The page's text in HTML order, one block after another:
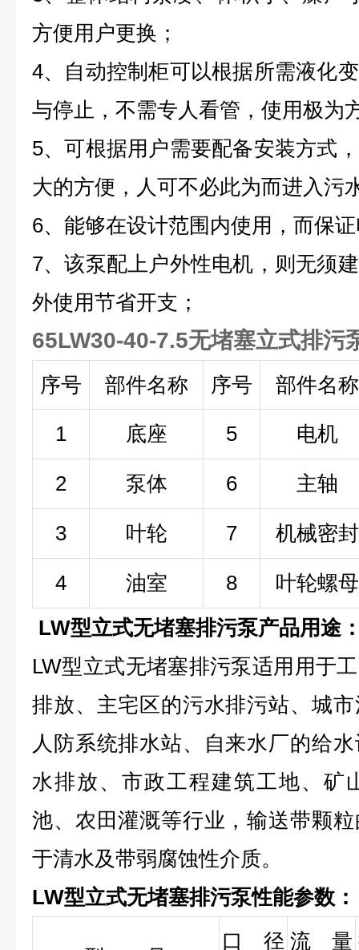
方便用户更换；
4、自动控制柜可以根据所需液化
与停止，不需专人看管，使用极为
5、可根据用户需要配备安装方式
大的方便，人可不必此为而进入污
6、能够在设计范围内使用，而保
7、该泵配上户外性电机，则无须
外使用节省开支；
65LW30-40-7.5无堵塞立式排污
序号 部件名称 序号 部件名称
1 底座 5 电机
2 泵体 6 主轴
3 叶轮 7 机械密封
4 油室 8
叶轮螺母
LW型立式无堵塞排污泵产品用途
LW型立式无堵塞排污泵适用用于
排放、主宅区的污水排污站、城
人防系统排水站、自来水厂的给
水排放、市政工程建筑工地、矿
池、农田灌溉等行业，输送带颗
于清水及带弱腐蚀性介质。
LW型立式无堵塞排污泵性能参数：
口 径 流 量